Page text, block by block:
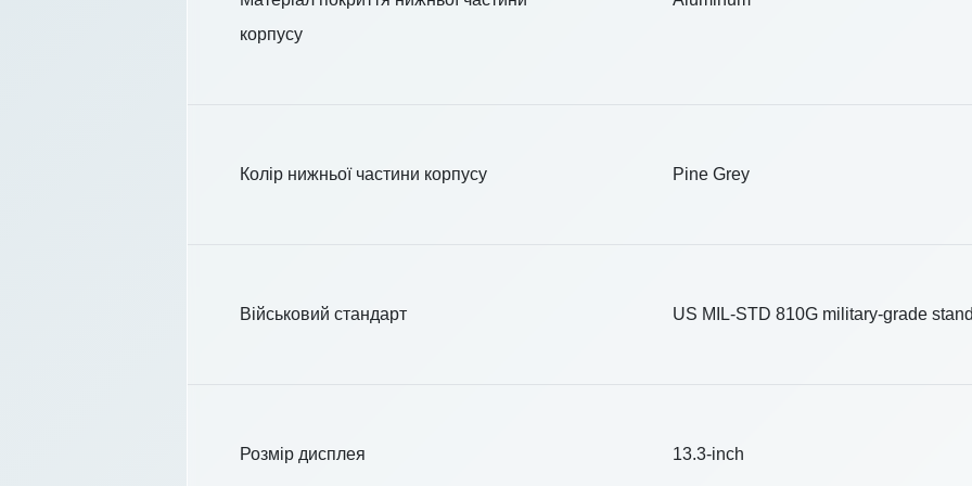
корпусу
Колір нижньої частини корпусу Pine Grey
Військовий стандарт US MIL-STD 810G military-grade
Розмір дисплея 13.3-inch